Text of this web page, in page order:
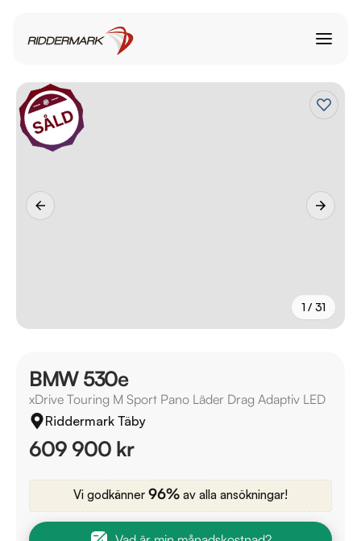
1 / 31
BMW 530e
xDrive Touring M Sport Pano Läder Drag Adaptiv LED
Riddermark Täby
609 900 kr
Vi godkänner 96% av alla ansökningar!